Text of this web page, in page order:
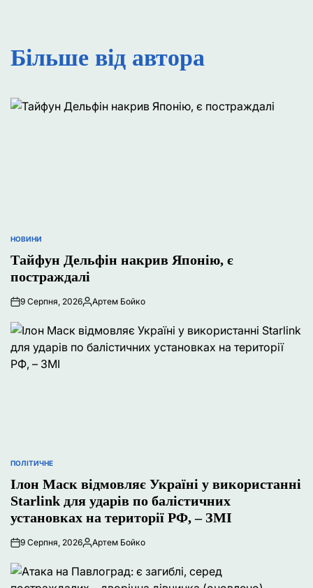
Більше від автора
ОПУБЛІКУВАТИ
НОВИНИ
Тайфун Дельфін накрив Японію, є
постраждалі
9 Серпня, 2026Опубліковано
Артем Бойко
ОПУБЛІКУВАТИ
ПОЛІТИЧНЕ
Ілон Маск відмовляє Україні у використанні
Starlink для ударів по балістичних
установках на території РФ, – ЗМІ
9 Серпня, 2026Опубліковано
Артем Бойко